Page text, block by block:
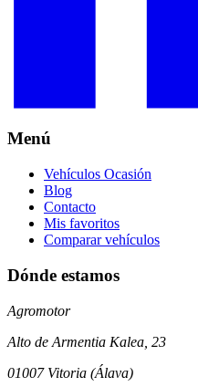
Menú
Vehículos Ocasión
Blog
Contacto
Mis favoritos
Comparar vehículos
Dónde estamos
Agromotor
Alto de Armentia Kalea, 23
01007 Vitoria (Álava)